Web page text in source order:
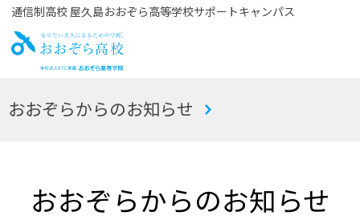
通信制高校 屋久島おおぞら高等学校サポートキャンパス
お
おおぞらからのお知らせ
おおぞらからのお知らせ